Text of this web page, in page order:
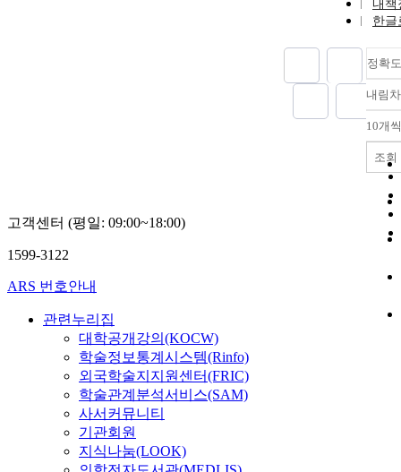
내책
한글
정확
내림
10개
조회
고객센터 (평일: 09:00~18:00)
1599-3122
ARS 번호안내
관련누리집
대학공개강의(KOCW)
학술정보통계시스템(Rinfo)
외국학술지지원센터(FRIC)
학술관계분석서비스(SAM)
사서커뮤니티
기관회원
지식나눔(LOOK)